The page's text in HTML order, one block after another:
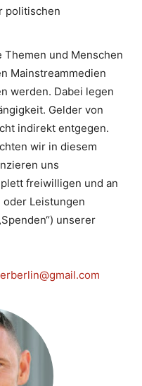
politischen
und Menschen
Mainstreammedien
werden. Dabei legen
Gelder von
indirekt entgegen.
wir in diesem
uns
freiwilligen und an
Leistungen
unserer